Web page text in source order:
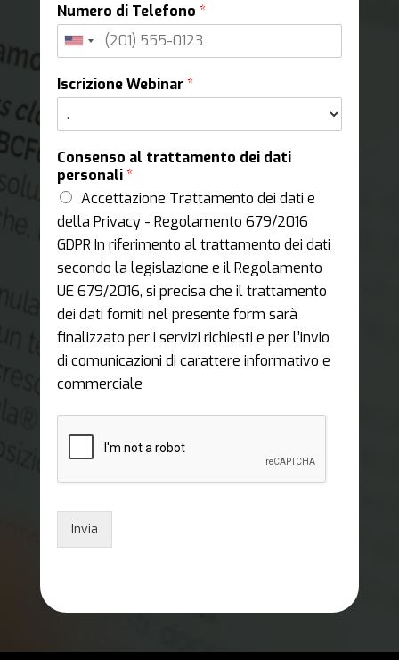
Numero di Telefono *
Iscrizione Webinar*
Consenso al trattamento dei dati
personali*
Accettazione Trattamento dei dati e
della Privacy - Regolamento 679/2016
GDPR In riferimento al trattamento dei dati
secondo la legislazione e il Regolamento
UE 679/2016, si precisa che il trattamento
dei dati forniti nel presente form sarà
finalizzato per i servizi richiesti e per l’invio
di comunicazioni di carattere informativo e
commerciale
Invia